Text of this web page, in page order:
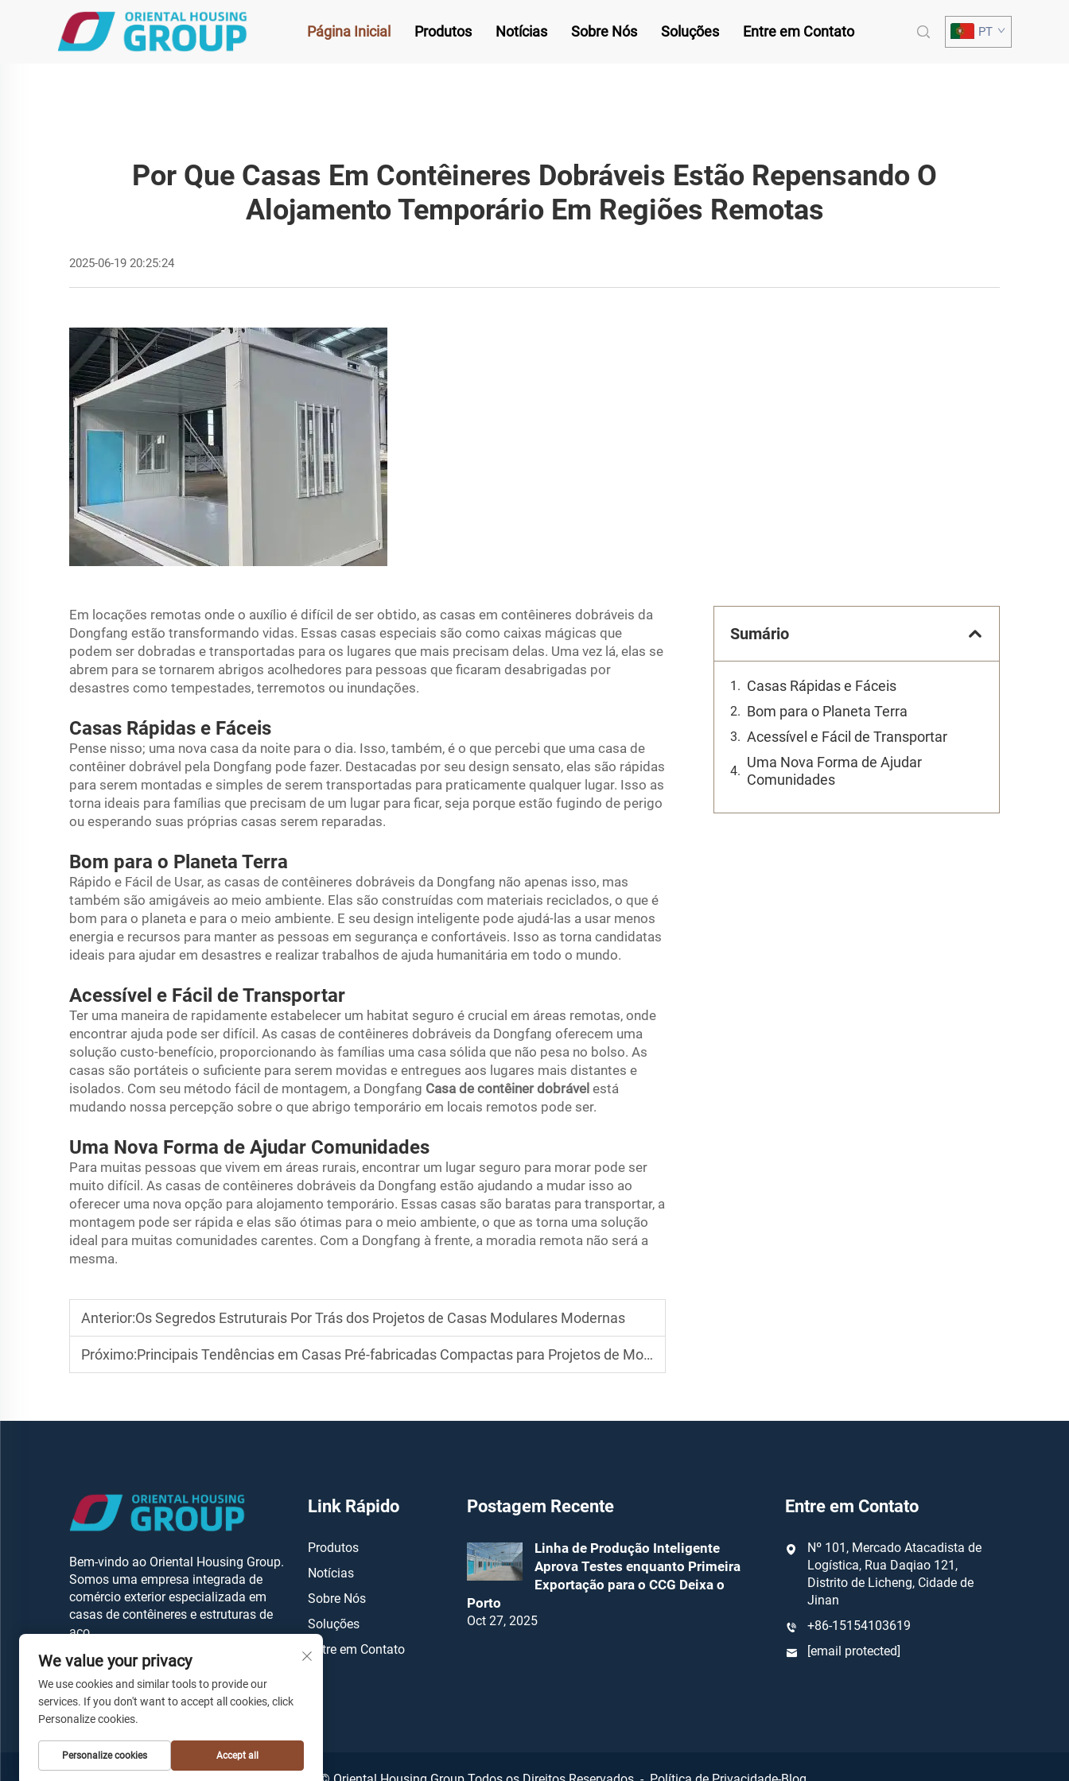
Página Inicial Produtos Notícias Sobre Nós Soluções Entre em Contato PT
Por Que Casas Em Contêineres Dobráveis Estão Repensando O
Alojamento Temporário Em Regiões Remotas
2025-06-19 20:25:24
Em locações remotas onde o auxílio é difícil de ser obtido, as casas em contêineres dobráveis da
Dongfang estão transformando vidas. Essas casas especiais são como caixas mágicas que
podem ser dobradas e transportadas para os lugares que mais precisam delas. Uma vez lá, elas se
abrem para se tornarem abrigos acolhedores para pessoas que ficaram desabrigadas por
desastres como tempestades, terremotos ou inundações.
Casas Rápidas e Fáceis
Pense nisso; uma nova casa da noite para o dia. Isso, também, é o que percebi que uma casa de
contêiner dobrável pela Dongfang pode fazer. Destacadas por seu design sensato, elas são rápidas
para serem montadas e simples de serem transportadas para praticamente qualquer lugar. Isso as
torna ideais para famílias que precisam de um lugar para ficar, seja porque estão fugindo de perigo
ou esperando suas próprias casas serem reparadas.
Bom para o Planeta Terra
Rápido e Fácil de Usar, as casas de contêineres dobráveis da Dongfang não apenas isso, mas
também são amigáveis ao meio ambiente. Elas são construídas com materiais reciclados, o que é
bom para o planeta e para o meio ambiente. E seu design inteligente pode ajudá-las a usar menos
energia e recursos para manter as pessoas em segurança e confortáveis. Isso as torna candidatas
ideais para ajudar em desastres e realizar trabalhos de ajuda humanitária em todo o mundo.
Acessível e Fácil de Transportar
Ter uma maneira de rapidamente estabelecer um habitat seguro é crucial em áreas remotas, onde
encontrar ajuda pode ser difícil. As casas de contêineres dobráveis da Dongfang oferecem uma
solução custo-benefício, proporcionando às famílias uma casa sólida que não pesa no bolso. As
casas são portáteis o suficiente para serem movidas e entregues aos lugares mais distantes e
isolados. Com seu método fácil de montagem, a Dongfang Casa de contêiner dobrável está
mudando nossa percepção sobre o que abrigo temporário em locais remotos pode ser.
Uma Nova Forma de Ajudar Comunidades
Para muitas pessoas que vivem em áreas rurais, encontrar um lugar seguro para morar pode ser
muito difícil. As casas de contêineres dobráveis da Dongfang estão ajudando a mudar isso ao
oferecer uma nova opção para alojamento temporário. Essas casas são baratas para transportar, a
montagem pode ser rápida e elas são ótimas para o meio ambiente, o que as torna uma solução
ideal para muitas comunidades carentes. Com a Dongfang à frente, a moradia remota não será a
mesma.
Anterior:Os Segredos Estruturais Por Trás dos Projetos de Casas Modulares Modernas
Próximo:Principais Tendências em Casas Pré-fabricadas Compactas para Projetos de Moradia Costeira em 2025
Sumário
Casas Rápidas e Fáceis
Bom para o Planeta Terra
Acessível e Fácil de Transportar
Uma Nova Forma de Ajudar
Comunidades
Bem-vindo ao Oriental Housing Group.
Somos uma empresa integrada de
comércio exterior especializada em
casas de contêineres e estruturas de
aço.
Link Rápido
Produtos
Notícias
Sobre Nós
Soluções
Entre em Contato
Postagem Recente
Linha de Produção Inteligente
Aprova Testes enquanto Primeira
Exportação para o CCG Deixa o
Porto
Oct 27, 2025
Entre em Contato
Nº 101, Mercado Atacadista de
Logística, Rua Daqiao 121,
Distrito de Licheng, Cidade de
Jinan
+86-15154103619
[email protected]
We value your privacy
We use cookies and similar tools to provide our
services. If you don't want to accept all cookies, click
Personalize cookies.
Personalize cookies Accept all